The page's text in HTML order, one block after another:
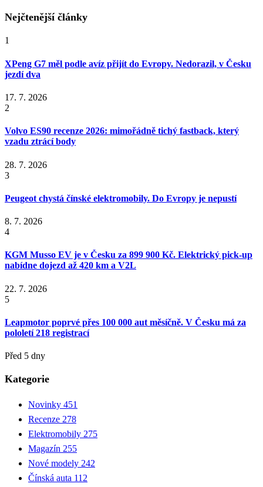
Nejčtenější články
1
XPeng G7 měl podle avíz přijít do Evropy. Nedorazil, v Česku
jezdí dva
17. 7. 2026
2
Volvo ES90 recenze 2026: mimořádně tichý fastback, který
vzadu ztrácí body
28. 7. 2026
3
Peugeot chystá čínské elektromobily. Do Evropy je nepustí
8. 7. 2026
4
KGM Musso EV je v Česku za 899 900 Kč. Elektrický pick-up
nabídne dojezd až 420 km a V2L
22. 7. 2026
5
Leapmotor poprvé přes 100 000 aut měsíčně. V Česku má za
pololetí 218 registrací
Před 5 dny
Kategorie
Novinky 451
Recenze 278
Elektromobily 275
Magazín 255
Nové modely 242
Čínská auta 112